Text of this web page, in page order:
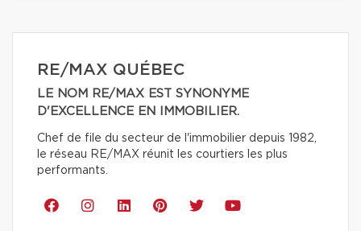
RE/MAX QUÉBEC
LE NOM RE/MAX EST SYNONYME
D'EXCELLENCE EN IMMOBILIER.
Chef de file du secteur de l'immobilier depuis 1982,
le réseau RE/MAX réunit les courtiers les plus
performants.